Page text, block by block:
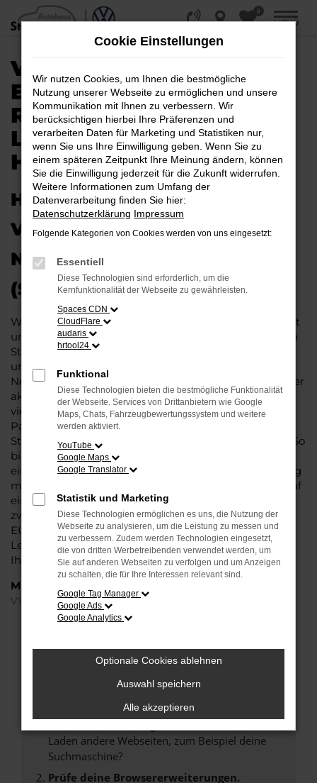
Zum
Hauptinhalt
0
MENÜ
VW PASSAT VARIANT
EU-NEUWAGEN /
REIMPORT |
LIEFERSERVICE NACH
HALLE (SAALE)
HERAUSRAGENDE QUALITÄT:
VW PASSAT VARIANT EU-
NEUWAGEN FÜR HALLE
(SAALE)
Wer in puncto Qualität keinerlei Kompromisse eingeht
und bei Fahrten durch Halle (Saale) auf dem neuesten
Stand der Automobiltechnik sein möchte, landet
unweigerlich bei einem VW Passat Variant EU-
Neuwagen. Dieses Fahrzeug überzeugt vor allem in der
aktuellen Generation in den Vergleichstests und gilt in
vielerlei Hinsicht als Trendsetter. Wenn Sie Ihren VW
Passat Variant EU-Neuwagen für Halle (Saale) bei
Steinböhmer kaufen, profitieren Sie gleich mehrfach. So
bieten wir einen umfangreichen Service und bringen
eine Erfahrung von mehr als 80 Jahren in die Beratung
mit ein. Darüber hinaus sichern Sie sich bei jedem Kauf
einen Rabatt bzw. Nachlass, der teilweise im
zweistelligen Prozentbereich liegt. VW Passat Variant
EU-Neuwagen für Halle (Saale) sind bei uns auch im
Leasing zu haben und entsprechend zu 100 Prozent
Ihren individuellen Vorstellungen.
Marken
VW
Beim Laden ist ein Fehler aufgetreten.
Hier sind ein paar Tipps, die dir helfen können:
Überprüfe deine Firewall und deine
Laden andere Webseiten, zum Beispiel deine
Suchmaschine?
Prüfe deine Browsererweiterungen.
Cookie Einstellungen
Wir nutzen Cookies, um Ihnen die bestmögliche
Nutzung unserer Webseite zu ermöglichen und unsere
Kommunikation mit Ihnen zu verbessern. Wir
berücksichtigen hierbei Ihre Präferenzen und
verarbeiten Daten für Marketing und Statistiken nur,
wenn Sie uns Ihre Einwilligung geben. Wenn Sie zu
einem späteren Zeitpunkt Ihre Meinung ändern, können
Sie die Einwilligung jederzeit für die Zukunft widerrufen.
Weitere Informationen zum Umfang der
Datenverarbeitung finden Sie hier:
Datenschutzerklärung Impressum
Folgende Kategorien von Cookies werden von uns eingesetzt:
Essentiell
Diese Technologien sind erforderlich, um die
Kernfunktionalität der Webseite zu gewährleisten.
Spaces CDN
CloudFlare
audaris
hrtool24
Funktional
Diese Technologien bieten die bestmögliche Funktionalität
der Webseite. Services von Drittanbietern wie Google
Maps, Chats, Fahrzeugbewertungssystem und weitere
werden aktiviert.
YouTube
Google Maps
Google Translator
Statistik und Marketing
Diese Technologien ermöglichen es uns, die Nutzung der
Webseite zu analysieren, um die Leistung zu messen und
zu verbessern. Zudem werden Technologien eingesetzt,
die von dritten Werbetreibenden verwendet werden, um
Sie auf anderen Webseiten zu verfolgen und um Anzeigen
zu schalten, die für Ihre Interessen relevant sind.
Google Tag Manager
Google Ads
Google Analytics
Optionale Cookies ablehnen
Auswahl speichern
Alle akzeptieren